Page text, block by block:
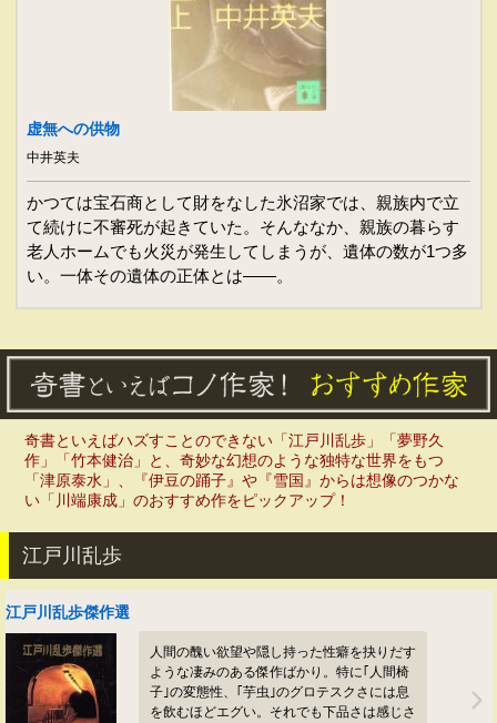
虚無への供物
中井英夫
かつては宝石商として財をなした氷沼家では、親族内で立
て続けに不審死が起きていた。そんななか、親族の暮らす
老人ホームでも火災が発生してしまうが、遺体の数が1つ多
い。一体その遺体の正体とは――。
奇書といえばハズすことのできない「江戸川乱歩」「夢野久
作」「竹本健治」と、奇妙な幻想のような独特な世界をもつ
「津原泰水」、『伊豆の踊子』や『雪国』からは想像のつかな
い「川端康成」のおすすめ作をピックアップ！
江戸川乱歩
江戸川乱歩傑作選
人間の醜い欲望や隠し持った性癖を抉りだす
ような凄みのある傑作ばかり。特に｢人間椅
子｣の変態性、｢芋虫｣のグロテスクさには息
を飲むほどエグい。それでも下品さは感じさ